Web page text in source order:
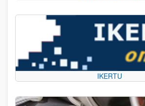
IKERTU